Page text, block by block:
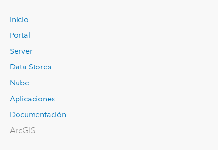
Inicio
Portal
Server
Data Stores
Nube
Aplicaciones
Documentación
ArcGIS